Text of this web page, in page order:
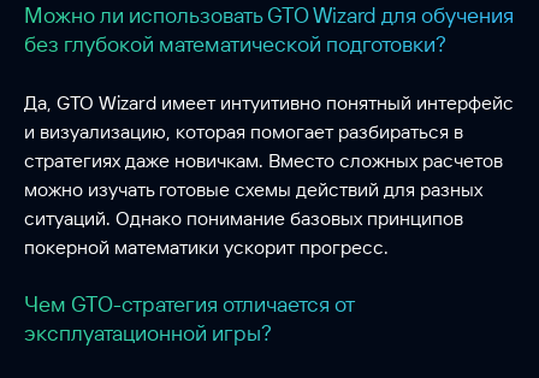
Можно ли использовать GTO Wizard для обучения
без глубокой математической подготовки?
Да, GTO Wizard имеет интуитивно понятный интерфейс
и визуализацию, которая помогает разбираться в
стратегиях даже новичкам. Вместо сложных расчетов
можно изучать готовые схемы действий для разных
ситуаций. Однако понимание базовых принципов
покерной математики ускорит прогресс.
Чем GTO-стратегия отличается от
эксплуатационной игры?